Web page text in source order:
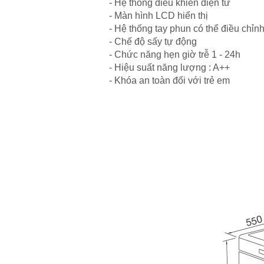
- Hệ thống điều khiển điện tử
- Màn hình LCD hiển thị
- Hệ thống tay phun có thể điều
- Chế độ sấy tự động
- Chức năng hẹn giờ trễ 1 - 24h
- Hiệu suất năng lượng : A++
- Khóa an toàn đối với trẻ em